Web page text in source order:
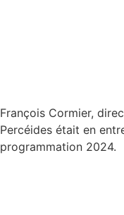
François Cormier,
Percéides était en
programmation 2024.